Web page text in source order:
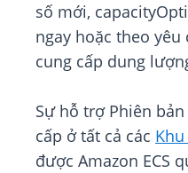
số mới,
ngay hoặc theo
cung cấp dung
Sự hỗ trợ Phiên
cấp ở tất cả các Khu
được Amazon ECS